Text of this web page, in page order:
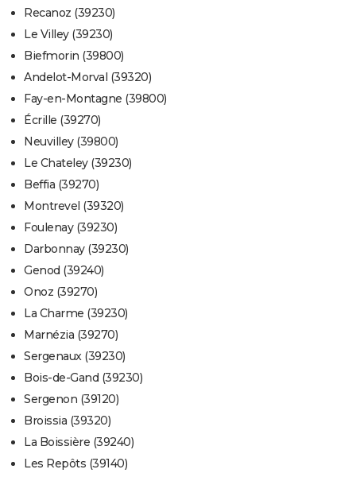
Recanoz (39230)
Le Villey (39230)
Biefmorin (39800)
Andelot-Morval (39320)
Fay-en-Montagne (39800)
Écrille (39270)
Neuvilley (39800)
Le Chateley (39230)
Beffia (39270)
Montrevel (39320)
Foulenay (39230)
Darbonnay (39230)
Genod (39240)
Onoz (39270)
La Charme (39230)
Marnézia (39270)
Sergenaux (39230)
Bois-de-Gand (39230)
Sergenon (39120)
Broissia (39320)
La Boissière (39240)
Les Repôts (39140)